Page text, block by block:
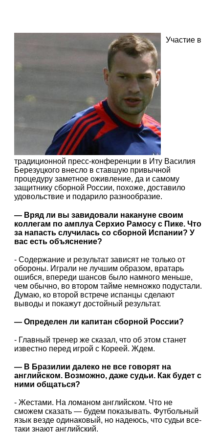
Участие в
традиционной пресс-конференции в Иту Василия
Березуцкого внесло в ставшую привычной
процедуру заметное оживление, да и самому
защитнику сборной России, похоже, доставило
удовольствие и подарило разнообразие.
— Вряд ли вы завидовали накануне своим
коллегам по амплуа Серхио Рамосу с Пике. Что
за напасть случилась со сборной Испании? У
вас есть объяснение?
- Содержание и результат зависят не только от
обороны. Играли не лучшим образом, вратарь
ошибся, впереди шансов было намного меньше,
чем обычно, во втором тайме немножко подустали.
Думаю, ко второй встрече испанцы сделают
выводы и покажут достойный результат.
— Определен ли капитан сборной России?
- Главный тренер же сказал, что об этом станет
известно перед игрой с Кореей. Ждем.
— В Бразилии далеко не все говорят на
английском. Возможно, даже судьи. Как будет с
ними общаться?
- Жестами. На ломаном английском. Что не
сможем сказать — будем показывать. Футбольный
язык везде одинаковый, но надеюсь, что судьи все-
таки знают английский.